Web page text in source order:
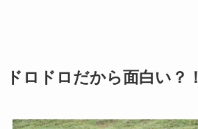
ドロドロだから面白い？！